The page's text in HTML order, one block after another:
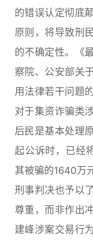
的错误认定彻底
原则，将导致刑
的不确定性。《
察院、公安部关
用法律若干问题
对于集资诈骗类
后民是基本处理
起公诉时，已经
其被骗的1640万
刑事判决也予以
尊重，而非作出
建峰涉案交易行